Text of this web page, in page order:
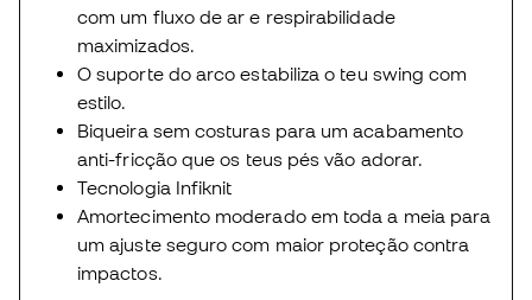
com um fluxo de ar e respirabilidade
maximizados.
O suporte do arco estabiliza o teu swing com
estilo.
Biqueira sem costuras para um acabamento
anti-fricção que os teus pés vão adorar.
Tecnologia Infiknit
Amortecimento moderado em toda a meia para
um ajuste seguro com maior proteção contra
impactos.